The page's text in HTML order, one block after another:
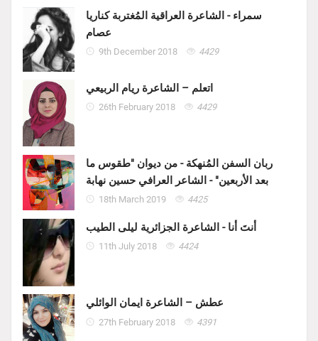
سمراء - الشاعرة العراقية المُغتربة كناريا
عصام
9th December 2018 4429
اتعلم – الشاعرة ريام الربيعي
26th February 2018 4429
ربان السفن المُنهكة - من ديوان "طقوس ما
بعد الأربعين" - الشاعر العرافي حسين نهابة
18th March 2019 4425
أنتَ أنا - الشاعرة الجزائرية ليلى الطيب
11th July 2018 4424
عطش – الشاعرة ايمان الوائلي
27th February 2018 4391